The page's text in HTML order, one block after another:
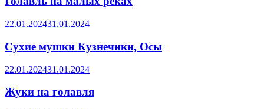
22.01.202431.01.2024
Сухие мушки Кузнечики, Осы
22.01.202431.01.2024
Жуки на голавля